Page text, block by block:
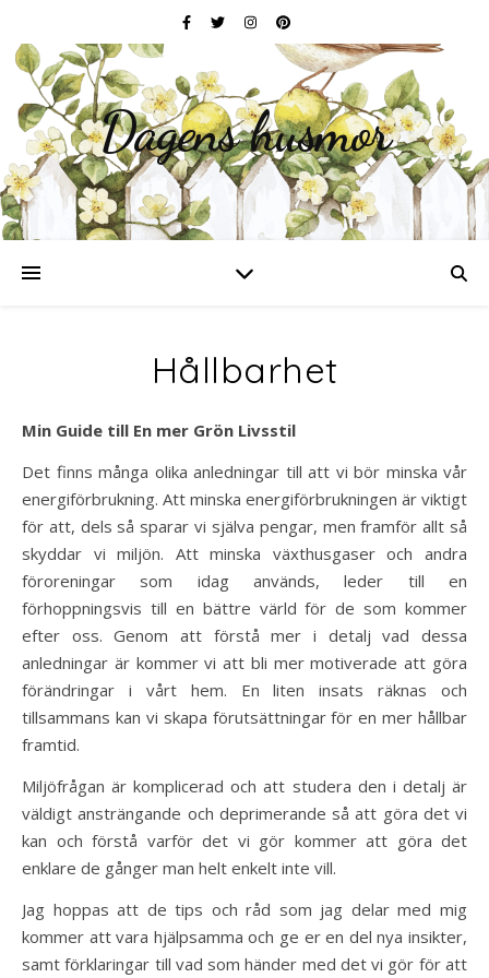
Dagens husmor
Hållbarhet
Min Guide till En mer Grön Livsstil
Det finns många olika anledningar till att vi bör minska vår
energiförbrukning. Att minska energiförbrukningen är viktigt
för att, dels så sparar vi själva pengar, men framför allt så
skyddar vi miljön. Att minska växthusgaser och andra
föroreningar som idag används, leder till en
förhoppningsvis till en bättre värld för de som kommer
efter oss. Genom att förstå mer i detalj vad dessa
anledningar är kommer vi att bli mer motiverade att göra
förändringar i vårt hem. En liten insats räknas och
tillsammans kan vi skapa förutsättningar för en mer hållbar
framtid.
Miljöfrågan är komplicerad och att studera den i detalj är
väldigt ansträngande och deprimerande så att göra det vi
kan och förstå varför det vi gör kommer att göra det
enklare de gånger man helt enkelt inte vill.
Jag hoppas att de tips och råd som jag delar med mig
kommer att vara hjälpsamma och ge er en del nya insikter,
samt förklaringar till vad som händer med det vi gör för att